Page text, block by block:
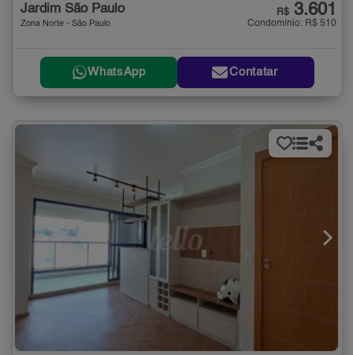
Jardim São Paulo
Zona Norte - São Paulo
R$ 3.601
Condomínio: R$ 510
WhatsApp Contatar